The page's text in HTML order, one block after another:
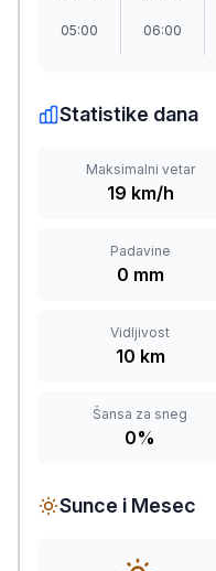
05:00 06:00
Statistike dana
Maksimalni vetar
19 km/h
Padavine
0 mm
Vidljivost
10 km
Šansa za sneg
0%
Sunce i Mesec